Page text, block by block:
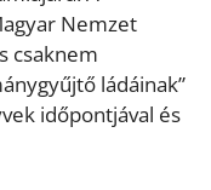
Nemzet
csaknem
ládáinak”
időpontjával és